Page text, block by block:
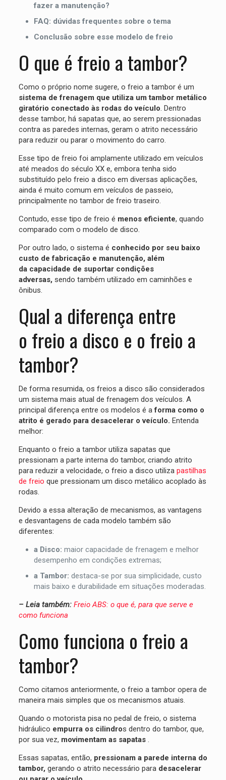
fazer a manutenção?
FAQ: dúvidas frequentes sobre o tema
Conclusão sobre esse modelo de freio
O que é freio a tambor?
Como o próprio nome sugere, o freio a tambor é um
sistema de frenagem que utiliza um tambor metálico
giratório conectado às rodas do veículo. Dentro
desse tambor, há sapatas que, ao serem pressionadas
contra as paredes internas, geram o atrito necessário
para reduzir ou parar o movimento do carro.
Esse tipo de freio foi amplamente utilizado em veículos
até meados do século XX e, embora tenha sido
substituído pelo freio a disco em diversas aplicações,
ainda é muito comum em veículos de passeio,
principalmente no tambor de freio traseiro.
Contudo, esse tipo de freio é menos eficiente, quando
comparado com o modelo de disco.
Por outro lado, o sistema é conhecido por seu baixo
custo de fabricação e manutenção, além
da capacidade de suportar condições
adversas, sendo também utilizado em caminhões e
ônibus.
Qual a diferença entre
o freio a disco e o freio a
tambor?
De forma resumida, os freios a disco são considerados
um sistema mais atual de frenagem dos veículos. A
principal diferença entre os modelos é aforma como o
atrito é gerado para desacelerar o veículo. Entenda
melhor:
Enquanto o freio a tambor utiliza sapatas que
pressionam a parte interna do tambor, criando atrito
para reduzir a velocidade, o freio a disco utiliza pastilhas
de freio que pressionam um disco metálico acoplado às
rodas.
Devido a essa alteração de mecanismos, as vantagens
e desvantagens de cada modelo também são
diferentes:
a Disco: maior capacidade de frenagem e melhor
desempenho em condições extremas;
a Tambor: destaca-se por sua simplicidade, custo
mais baixo e durabilidade em situações moderadas.
– Leia também: Freio ABS: o que é, para que serve e
como funciona
Como funciona o freio a
tambor?
Como citamos anteriormente, o freio a tambor opera de
maneira mais simples que os mecanismos atuais.
Quando o motorista pisa no pedal de freio, o sistema
hidráulico empurra os cilindros dentro do tambor, que,
por sua vez, movimentam as sapatas.
Essas sapatas, então, pressionam a parede interna do
tambor, gerando o atrito necessário para desacelerar